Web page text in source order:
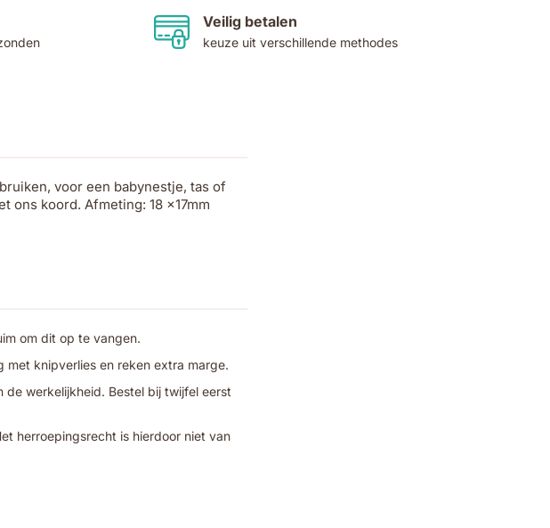
Veilig betalen
keuze uit verschillende methodes
voor een babynestje, tas of
ons koord. Afmeting: 18 x17mm
om dit op te vangen.
met knipverlies en reken extra marge.
de werkelijkheid. Bestel bij twijfel eerst
herroepingsrecht is hierdoor niet van